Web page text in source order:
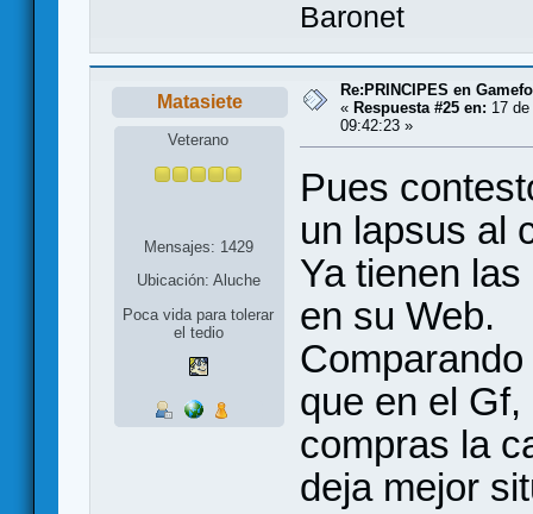
Baronet
Matasiete
Veterano
Mensajes: 1429
Ubicación: Aluche
Poca vida para tolerar
el tedio
Re:PRINCIPES en
« Respuesta #25 en: 17
09:42:23 »
Pues
un lapsus al
Ya tienen
en su Web.
que en el
compras la
deja mejor